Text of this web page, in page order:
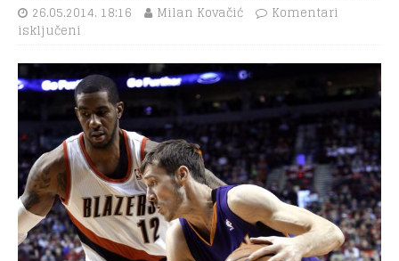
26.05.2014. 18:16 Milan Kovačić
Komentari
isključeni